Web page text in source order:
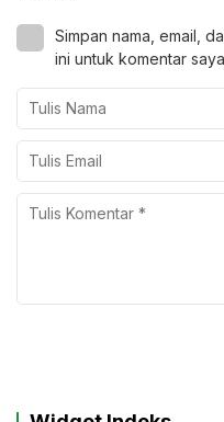
Simpan nama, email,
ini untuk komentar